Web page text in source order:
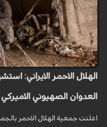
العدوان الصهيوني الاميركي
اعلنت جمعية الهلال الاحمر